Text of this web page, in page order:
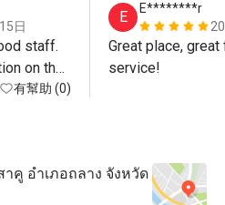
日
staff.
on the
the
loved
有幫助 (0)
E
E********r
Great place,
คู อำเภอถลาง จังหวัด